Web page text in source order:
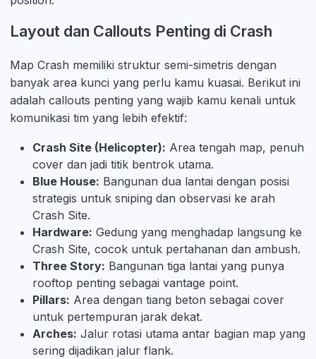
Layout dan Callouts Penting di Crash
Map Crash memiliki struktur semi-simetris dengan
banyak area kunci yang perlu kamu kuasai. Berikut ini
adalah callouts penting yang wajib kamu kenali untuk
komunikasi tim yang lebih efektif:
Crash Site (Helicopter): Area tengah map, penuh
cover dan jadi titik bentrok utama.
Blue House: Bangunan dua lantai dengan posisi
strategis untuk sniping dan observasi ke arah
Crash Site.
Hardware: Gedung yang menghadap langsung ke
Crash Site, cocok untuk pertahanan dan ambush.
Three Story: Bangunan tiga lantai yang punya
rooftop penting sebagai vantage point.
Pillars: Area dengan tiang beton sebagai cover
untuk pertempuran jarak dekat.
Arches: Jalur rotasi utama antar bagian map yang
sering dijadikan jalur flank.